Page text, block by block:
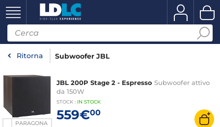
Ritorna Subwoofer JBL
PARAGONA
JBL 200P Stage 2 - Espresso Subwoofer attivo
da 150W
STOCK : IN STOCK
559€00